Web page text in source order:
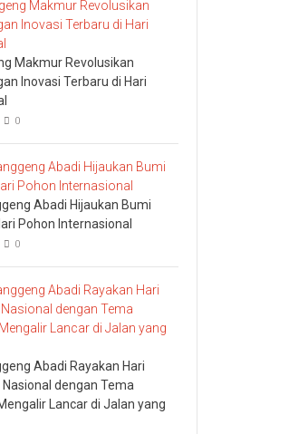
Makmur Revolusikan
Inovasi Terbaru di Hari
0
Abadi Hijaukan Bumi
Pohon Internasional
0
Abadi Rayakan Hari
dengan Tema
Lancar di Jalan yang